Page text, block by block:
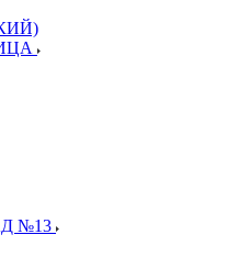
№13